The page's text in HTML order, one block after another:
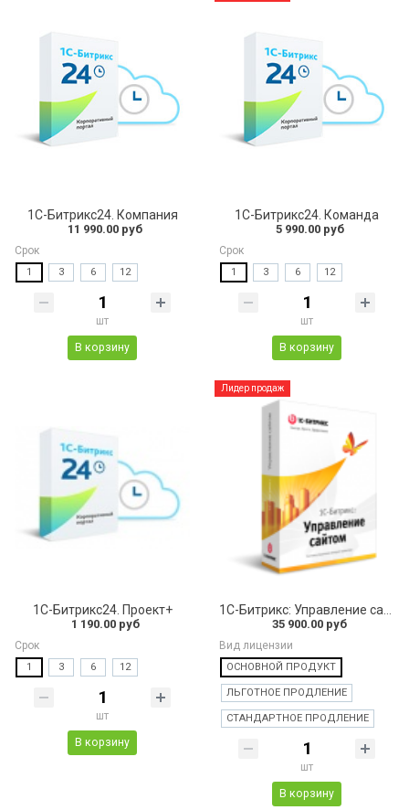
1C-Битрикс24. Компания
11 990.00 руб
Срок
1 3 6 12
шт
В корзину
1С-Битрикс24. Команда
5 990.00 руб
Срок
1 3 6 12
шт
В корзину
1C-Битрикс24. Проект+
1 190.00 руб
Срок
1 3 6 12
шт
В корзину
Лидер продаж
35 900.00 руб
Вид лицензии
ОСНОВНОЙ ПРОДУКТ
ЛЬГОТНОЕ ПРОДЛЕНИЕ
СТАНДАРТНОЕ ПРОДЛЕНИЕ
шт
В корзину